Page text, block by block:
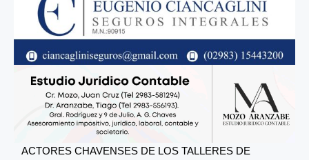
ACTORES CHAVENSES DE LOS TALLERES DE